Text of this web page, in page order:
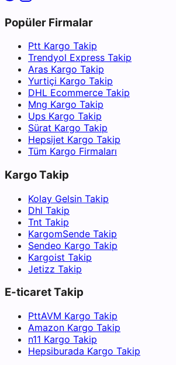
Popüler Firmalar
Ptt Kargo Takip
Trendyol Express Takip
Aras Kargo Takip
Yurtiçi Kargo Takip
DHL Ecommerce Takip
Mng Kargo Takip
Ups Kargo Takip
Sürat Kargo Takip
Hepsijet Kargo Takip
Tüm Kargo Firmaları
Kargo Takip
Kolay Gelsin Takip
Dhl Takip
Tnt Takip
KargomSende Takip
Sendeo Kargo Takip
Kargoist Takip
Jetizz Takip
E-ticaret Takip
PttAVM Kargo Takip
Amazon Kargo Takip
n11 Kargo Takip
Hepsiburada Kargo Takip